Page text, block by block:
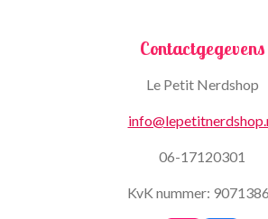
Contactgegevens
Le Petit Nerdshop
06-17120301
KvK nummer: